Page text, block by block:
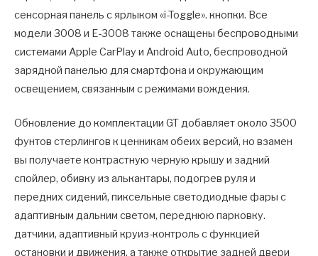
сенсорная панель с ярлыком «i-Toggle». кнопки. Все
модели 3008 и E-3008 также оснащены беспроводными
системами Apple CarPlay и Android Auto, беспроводной
зарядной панелью для смартфона и окружающим
освещением, связанным с режимами вождения.
Обновление до комплектации GT добавляет около 3500
фунтов стерлингов к ценникам обеих версий, но взамен
вы получаете контрастную черную крышу и задний
спойлер, обивку из алькантары, подогрев руля и
передних сидений, пиксельные светодиодные фары с
адаптивным дальним светом, переднюю парковку.
датчики, адаптивный круиз-контроль с функцией
остановки и движения, а также открытие задней двери